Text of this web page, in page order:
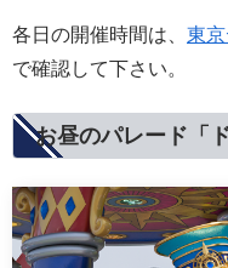
各日の開催時間は、 東
で確認して下さい。
お昼のパレード「